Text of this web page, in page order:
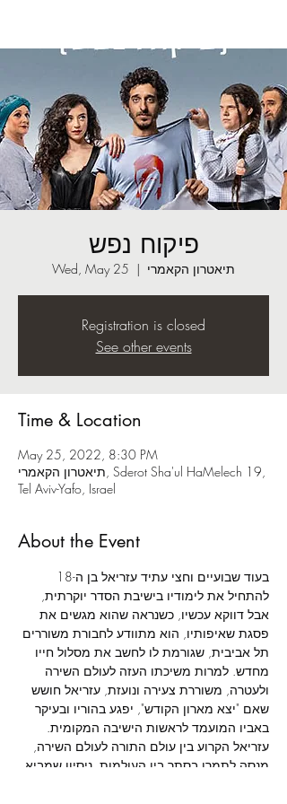
פיקוח נפש
Wed, May 25
  |
תיאטרון הקאמרי
Registration is closed
See other events
Time & Location
May 25, 2022, 8:30 PM
תיאטרון הקאמרי, Sderot Sha'ul HaMelech 19,
Tel Aviv-Yafo, Israel
About the Event
להתחיל את לימודיו בישיבת הסדר יוקרתית,
אבל דווקא עכשיו, כשנראה שהוא מגשים את
פסגת שאיפותיו, הוא מתוודע לחבורת משוררים
תל אביבית, שגורמת לו לחשב את מסלול חייו
מחדש. למרות משיכתו העזה לעולם השירה
ולעטרה, משוררת צעירה ונועזת, עזריאל חושש
שאם "יצא מארון הקודש", יפגע בהוריו ובעיקר
באביו המועמד לראשות הישיבה המקומית.
עזריאל הקרוע בין עולם התורה לעולם השירה,
מנסה לתמרן בסתר בין העולמות, ניסיון שמביא